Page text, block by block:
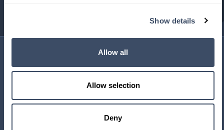
Show details
Allow all
Allow selection
Deny
Cars
Gomes Energy
Accupakketten
Zonnepanelen